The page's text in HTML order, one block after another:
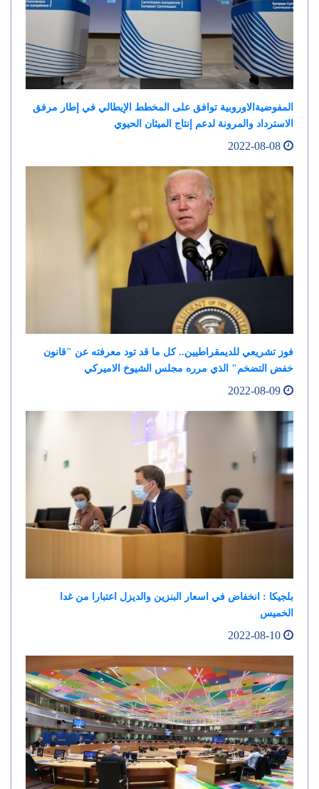
المفوضيةالاوروبية توافق على المخطط الإيطالي في إطار مرفق
الاسترداد والمرونة لدعم إنتاج الميثان الحيوي
فوز تشريعي للديمقراطيين.. كل ما قد تود معرفته عن "قانون
خفض التضخم" الذي مرره مجلس الشيوخ الاميركي
بلجيكا : انخفاض في اسعار البنزين والديزل اعتبارا من غدا
الخميس